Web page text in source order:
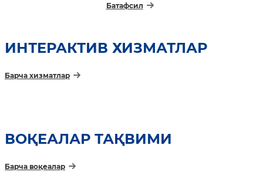
Батафсил
ИНТEРАКТИВ ХИЗМАТЛАР
Барча хизматлар
ВОҚЕАЛАР ТАҚВИМИ
Барча воқеалар